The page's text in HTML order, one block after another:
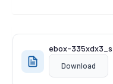
ebox-
Download